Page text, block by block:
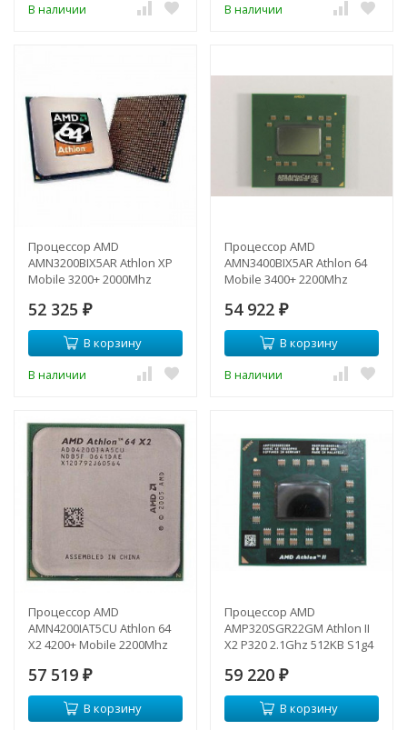
В наличии В наличии
Процессор AMD
AMN3200BIX5AR Athlon XP
Mobile 3200+ 2000Mhz
AMN3200BIX5AR(NEW)
52 325 ₽
В корзину
В наличии
Процессор AMD
AMN3400BIX5AR Athlon 64
Mobile 3400+ 2200Mhz
AMN3400BIX5AR(NEW)
54 922 ₽
В корзину
В наличии
Процессор AMD
AMN4200IAT5CU Athlon 64
X2 4200+ Mobile 2200Mhz
sAM2-AMN4200IAT5CU(NEW)
57 519 ₽
В корзину
Процессор AMD
AMP320SGR22GM Athlon II
X2 P320 2.1Ghz 512KB S1g4
AMP320SGR22GM(NEW)
59 220 ₽
В корзину